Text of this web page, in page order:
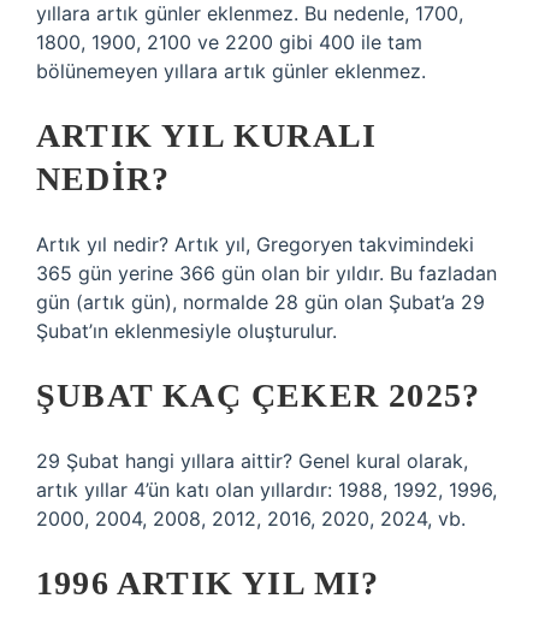
yıllara artık günler eklenmez. Bu nedenle, 1700,
1800, 1900, 2100 ve 2200 gibi 400 ile tam
bölünemeyen yıllara artık günler eklenmez.
ARTIK YIL KURALI
NEDIR?
Artık yıl nedir? Artık yıl, Gregoryen takvimindeki
365 gün yerine 366 gün olan bir yıldır. Bu fazladan
gün (artık gün), normalde 28 gün olan Şubat’a 29
Şubat’ın eklenmesiyle oluşturulur.
ŞUBAT KAÇ ÇEKER 2025?
29 Şubat hangi yıllara aittir? Genel kural olarak,
artık yıllar 4’ün katı olan yıllardır: 1988, 1992, 1996,
2000, 2004, 2008, 2012, 2016, 2020, 2024, vb.
1996 ARTIK YIL MI?